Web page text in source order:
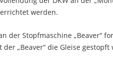
werden.
der Stopfmaschine „Beaver“
„Beaver“ die Gleise gestopft